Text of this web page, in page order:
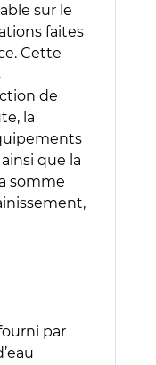
sur le
faites
Cette
de
la
que la
somme
par